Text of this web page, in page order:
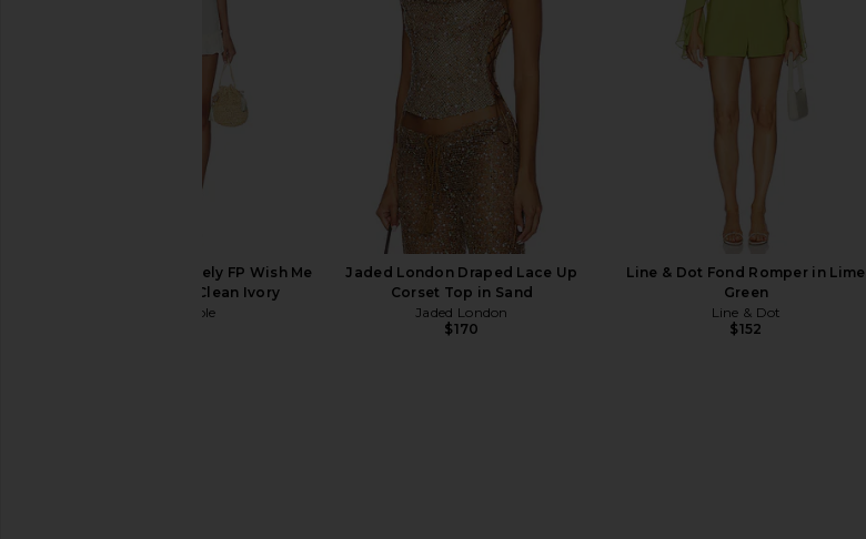
Free People
$168
Free People x Intimately FP Wish Me
Luck Romper in Clean Ivory
Free People
Jaded London Draped Lace Up
Corset Top in Sand
Jaded London
$170
Line & Dot Fond Romper in Lime
Green
Line & Dot
$152